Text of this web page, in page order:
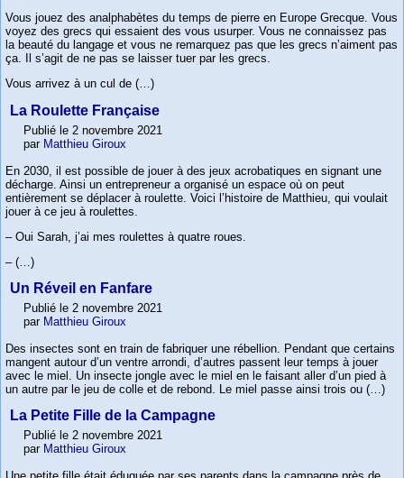
Vous jouez des analphabètes du temps de pierre en Europe Grecque. Vous
voyez des grecs qui essaient des vous usurper. Vous ne connaissez pas
la beauté du langage et vous ne remarquez pas que les grecs n’aiment pas
ça. Il s’agit de ne pas se laisser tuer par les grecs.
Vous arrivez à un cul de (…)
La Roulette Française
Publié le 2 novembre 2021
par Matthieu Giroux
En 2030, il est possible de jouer à des jeux acrobatiques en signant une
décharge. Ainsi un entrepreneur a organisé un espace où on peut
entièrement se déplacer à roulette. Voici l’histoire de Matthieu, qui voulait
jouer à ce jeu à roulettes.
– Oui Sarah, j’ai mes roulettes à quatre roues.
– (…)
Un Réveil en Fanfare
Publié le 2 novembre 2021
par Matthieu Giroux
Des insectes sont en train de fabriquer une rébellion. Pendant que certains
mangent autour d’un ventre arrondi, d’autres passent leur temps à jouer
avec le miel. Un insecte jongle avec le miel en le faisant aller d’un pied à
un autre par le jeu de colle et de rebond. Le miel passe ainsi trois ou (…)
La Petite Fille de la Campagne
Publié le 2 novembre 2021
par Matthieu Giroux